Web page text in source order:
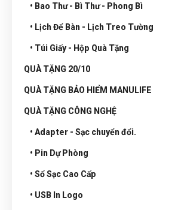
• Bao Thư - Bì Thư - Phong Bì
• Lịch Để Bàn - Lịch Treo Tường
• Túi Giấy - Hộp Quà Tặng
QUÀ TẶNG 20/10
QUÀ TẶNG BẢO HIỂM MANULIFE
QUÀ TẶNG CÔNG NGHỆ
• Adapter - Sạc chuyển đổi.
• Pin Dự Phòng
• Sổ Sạc Cao Cấp
• USB In Logo